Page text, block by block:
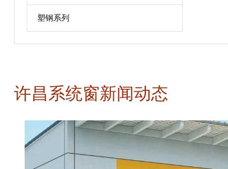
塑钢系列
许昌系统窗新闻动态